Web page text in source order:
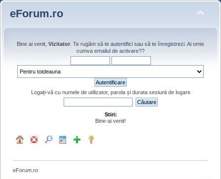
eForum.ro
Bine ai venit, Vizitator . Te rugăm să te autentifici sau să te înregistrezi . Ai omis
cumva emailul de activare??
Logați-vă cu numele de utilizator, parola și durata sesiunii de logare
Stiri:
Bine-ai venit!
eForum.ro